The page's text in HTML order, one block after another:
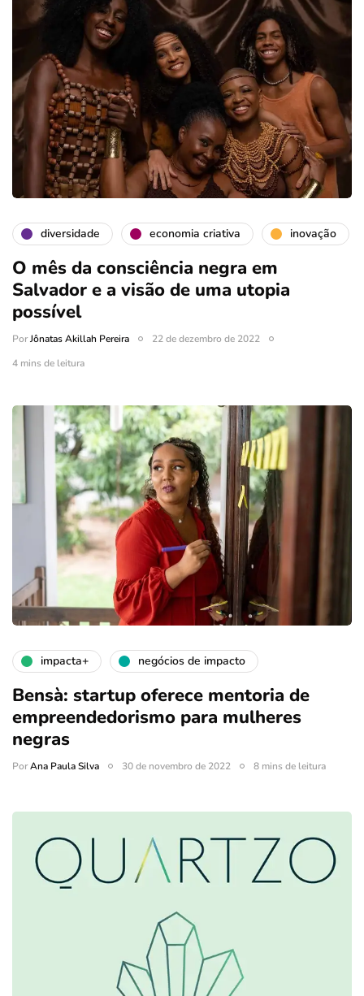
diversidade economia criativa inovação
O mês da consciência negra em
Salvador e a visão de uma utopia
possível
PorJônatas Akillah Pereira
22 de dezembro de 2022
4 mins de leitura
impacta+ negócios de impacto
Bensà: startup oferece mentoria de
empreendedorismo para mulheres
negras
PorAna Paula Silva 30 de novembro de 2022 8 mins de leitura